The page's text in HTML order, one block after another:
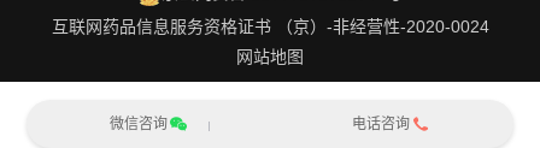
互联网药品信息服务资格证书 （京）-非经营性-2020-0024
网站地图
微信咨询 电话咨询